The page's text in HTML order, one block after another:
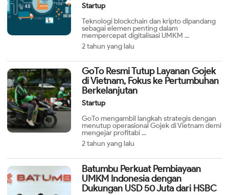
Startup
Teknologi blockchain dan kripto dipandang
sebagai elemen penting dalam
mempercepat digitalisasi UMKM ...
2 tahun yang lalu
GoTo Resmi Tutup Layanan Gojek
di Vietnam, Fokus ke Pertumbuhan
Berkelanjutan
Startup
GoTo mengambil langkah strategis dengan
menutup operasional Gojek di Vietnam demi
mengejar profitabi ...
2 tahun yang lalu
Batumbu Perkuat Pembiayaan
UMKM Indonesia dengan
Dukungan USD 50 Juta dari HSBC